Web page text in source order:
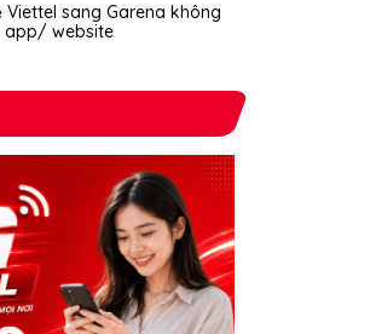
Viettel sang Garena không
app/ website